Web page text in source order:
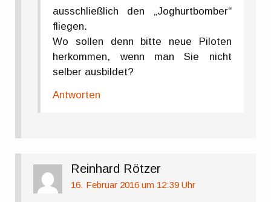
ausschließlich den „Joghurtbomber“
fliegen.
Wo sollen denn bitte neue Piloten
herkommen, wenn man Sie nicht
selber ausbildet?
Antworten
Reinhard Rötzer
16. Februar 2016 um 12:39 Uhr